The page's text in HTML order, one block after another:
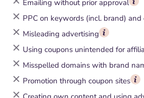
Emailing without prior approval
PPC on keywords (incl. brand)
Misleading advertising
Using coupons unintended for
Misspelled domains with brand
Promotion through coupon sites